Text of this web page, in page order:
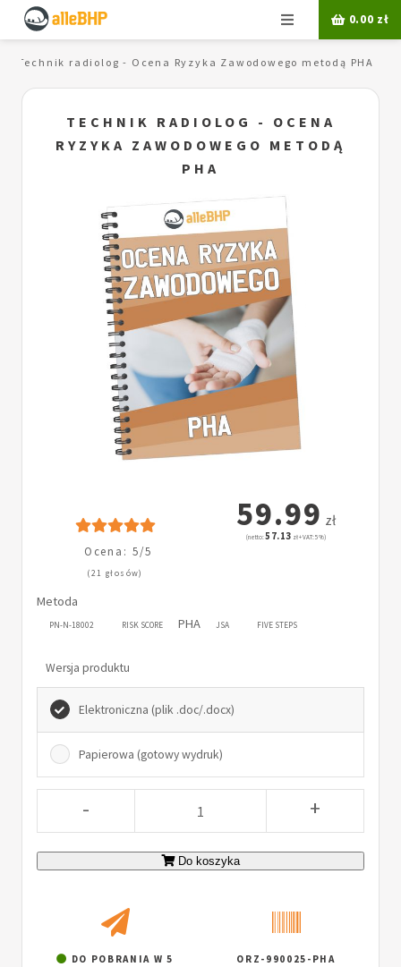
Menu 0.00 zł
Technik radiolog - Ocena Ryzyka Zawodowego metodą PHA
TECHNIK RADIOLOG - OCENA
RYZYKA ZAWODOWEGO METODĄ
PHA
Ocena: 5/5
(21 głosów)
59.99 zł
(netto:57.13 zł + VAT: 5%)
Metoda
PN-N-18002 RISK SCORE PHA JSA FIVE STEPS
Wersja produktu
Elektroniczna (plik .doc/.docx)
Papierowa (gotowy wydruk)
- +
Do koszyka
DO POBRANIA W 5
ORZ-990025-PHA